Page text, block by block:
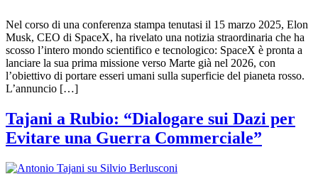
Nel corso di una conferenza stampa tenutasi il 15 marzo 2025, Elon
Musk, CEO di SpaceX, ha rivelato una notizia straordinaria che ha
scosso l’intero mondo scientifico e tecnologico: SpaceX è pronta a
lanciare la sua prima missione verso Marte già nel 2026, con
l’obiettivo di portare esseri umani sulla superficie del pianeta rosso.
L’annuncio […]
Tajani a Rubio: “Dialogare sui Dazi per
Evitare una Guerra Commerciale”